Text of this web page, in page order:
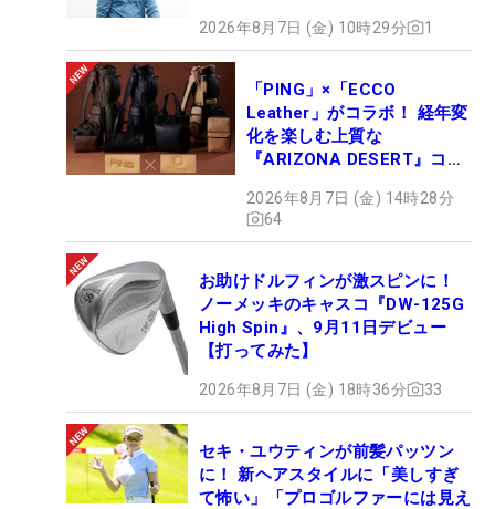
2026年8月7日 (金) 10時29分 1
「PING」×「ECCO
Leather」がコラボ！ 経年変
化を楽しむ上質な
『ARIZONA DESERT』コレ
ュー
2026年8月7日 (金) 14時28分
64
お助けドルフィンが激スピンに！
ノーメッキのキャスコ『DW-125G
High Spin』、9月11日デビュー
【打ってみた】
2026年8月7日 (金) 18時36分 33
セキ・ユウティンが前髪パッツン
に！ 新ヘアスタイルに「美しすぎ
て怖い」「プロゴルファーには見え